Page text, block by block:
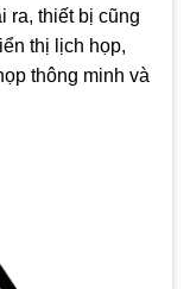
ra, thiết bị cũng
thị lịch họp,
thông minh và